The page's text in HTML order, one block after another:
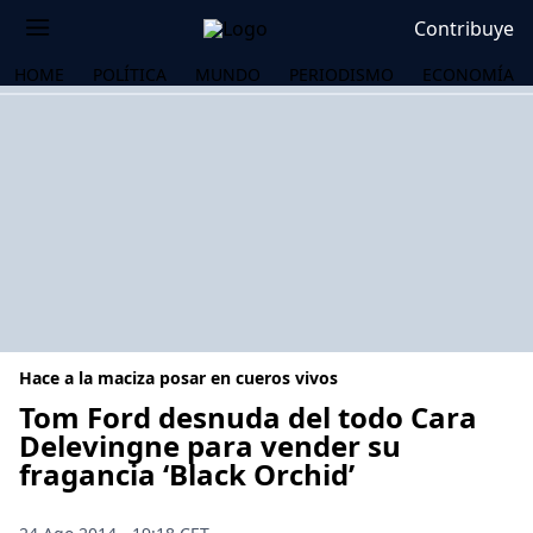
Contribuye
HOME POLÍTICA MUNDO PERIODISMO ECONOMÍA
Hace a la maciza posar en cueros vivos
Tom Ford desnuda del todo Cara
Delevingne para vender su
fragancia ‘Black Orchid’